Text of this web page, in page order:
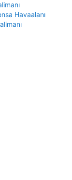
Havaalanı